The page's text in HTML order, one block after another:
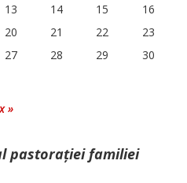
13 14 15
16
20 21 22
23
27 28 29
30
»
pastorației familiei